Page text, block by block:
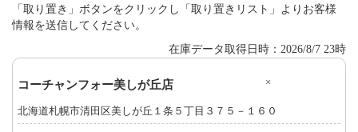
「取り置き」ボタンをクリックし「取り置きリスト」よりお客様
情報を送信してください。
在庫データ取得日時：2026/8/7 23時
コーチャンフォー美しが丘店 ×
北海道札幌市清田区美しが丘１条５丁目３７５－１６０